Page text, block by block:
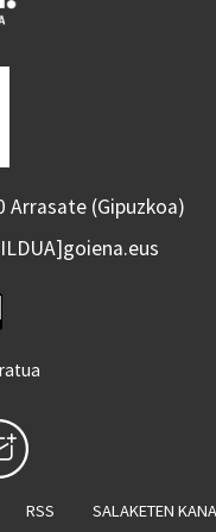
Arrasate (Gipuzkoa)
RSS SALAKETEN